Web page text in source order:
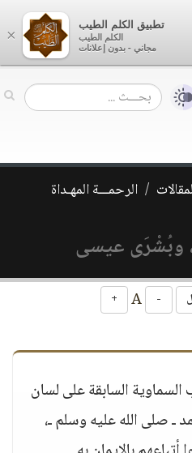
الرحمـــة المهـداة
وبُشْرَى عيسى
-
+
السابقة على لسان
ـ صلى الله عليه وسلم ـ،
×
تطبيق الكلم الطيب
الكلم الطيب
مجاني - بدون إعلانات